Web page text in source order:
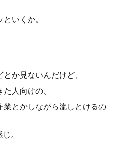
いくか。
か見ないんだけど、
人向けの、
業とかしながら流しとけるの
。